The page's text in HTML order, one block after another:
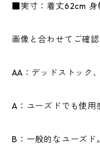
■実寸：着丈62cm 身
画像と合わせてご確認
AA：デッドストック
A：ユーズドでも使
B：一般的なユーズド